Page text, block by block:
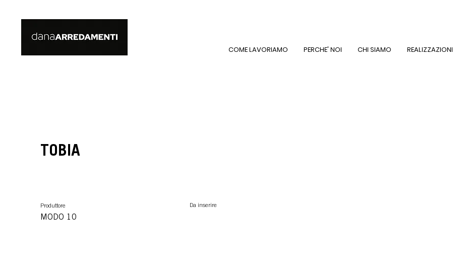
COME LAVORIAMO PERCHE' NOI CHI SIAMO REALIZZAZIONI
TOBIA
Produttore
MODO 10
Da inserire